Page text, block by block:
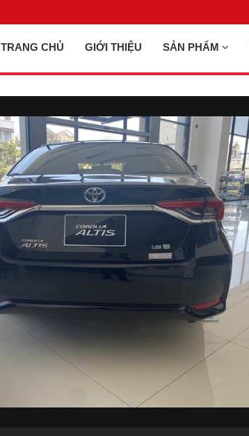
TRANG CHỦ GIỚI THIỆU SẢN PHẨM